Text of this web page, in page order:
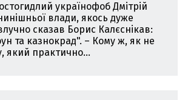
українофоб Дмітрій
влади, якось дуже
сказав Борис Калєснікав:
та казнокрад". – Кому ж, як не
який практично...